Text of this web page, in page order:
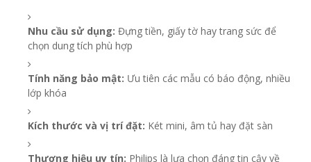
Nhu cầu sử dụng: Đựng tiền, giấy tờ hay trang sức để
chọn dung tích phù hợp
Tính năng bảo mật: Ưu tiên các mẫu có báo động, nhiều
lớp khóa
Kích thước và vị trí đặt: Két mini, âm tủ hay đặt sàn
Thương hiệu uy tín: Philips là lựa chọn đáng tin cậy về